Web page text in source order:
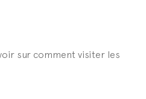
sur comment visiter les